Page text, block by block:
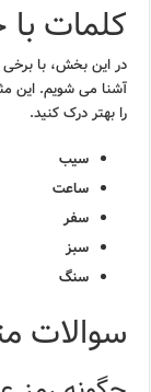
کلمات
در این بخش، با برخی
آشنا می شویم. این
را بهتر درک کنید.
سیب
ساعت
سفر
سبز
سنگ
سوالات